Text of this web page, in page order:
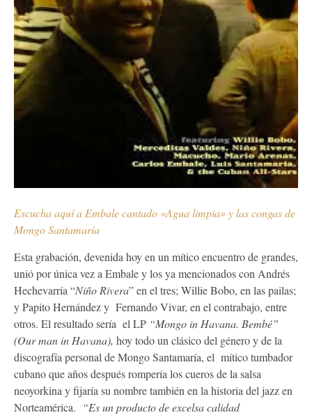
Escucha aquí a Embale cantado «Agua limpia» y las congas de
Mongo Santamaría
Esta grabación, devenida hoy en un mítico encuentro de grandes,
unió por única vez a Embale y los ya mencionados con Andrés
Hechevarría “Niño Rivera” en el tres; Willie Bobo, en las pailas;
y Papito Hernández y Fernando Vivar, en el contrabajo, entre
otros. El resultado sería el LP “Mongo in Havana. Bembé”
(Our man in Havana), hoy todo un clásico del género y de la
discografía personal de Mongo Santamaría, el mítico tumbador
cubano que años después rompería los cueros de la salsa
neoyorkina y fijaría su nombre también en la historia del jazz en
Norteamérica. “Es un producto de excelsa calidad